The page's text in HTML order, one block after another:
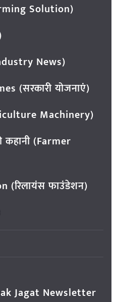
Solution)
News)
(सरकारी योजनाएं)
Machinery)
कहानी (Farmer
(रिलायंस फाउंडेशन)
Jagat Newsletter